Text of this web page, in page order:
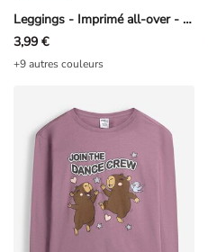
Leggings - Imprimé all-over - rosé tendre
3,99 €
+9 autres couleurs